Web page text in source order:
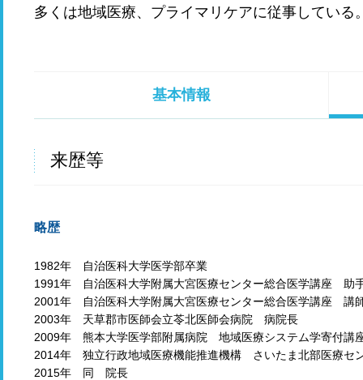
多くは地域医療、プライマリケアに従事している
基本情報
来歴等
略歴
1982年 自治医科大学医学部卒業
1991年 自治医科大学附属大宮医療センター総合医学講座 助
2001年 自治医科大学附属大宮医療センター総合医学講座 講
2003年 天草郡市医師会立苓北医師会病院 病院長
2009年 熊本大学医学部附属病院 地域医療システム学寄付講
2014年 独立行政地域医療機能推進機構 さいたま北部医療セ
2015年 同 院長